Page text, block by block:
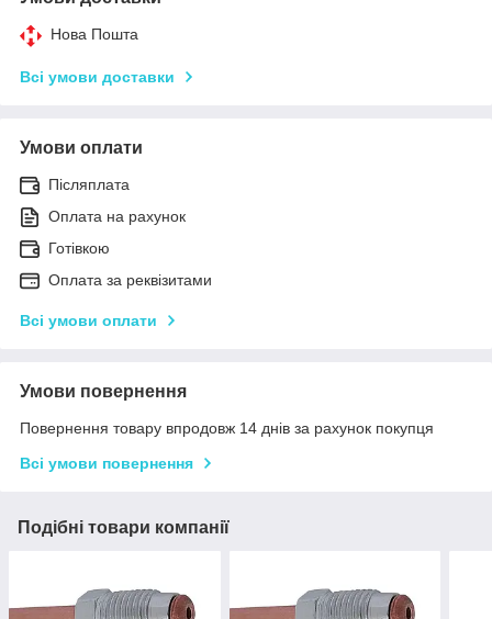
Нова Пошта
Всі умови доставки
Умови оплати
Післяплата
Оплата на рахунок
Готівкою
Оплата за реквізитами
Всі умови оплати
Умови повернення
Повернення товару впродовж 14 днів за рахунок покупця
Всі умови повернення
Подібні товари компанії